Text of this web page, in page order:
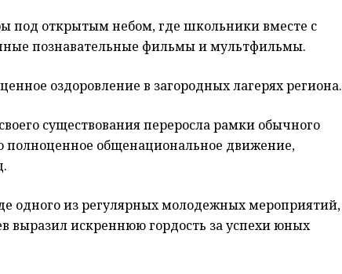
под открытым небом, где школьники вместе с
познавательные фильмы и мультфильмы.
оздоровление в загородных лагерях региона.
существования переросла рамки обычного
полноценное общенациональное движение,
одного из регулярных молодежных мероприятий,
выразил искреннюю гордость за успехи юных